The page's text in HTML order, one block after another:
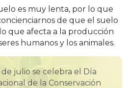
es muy lenta, por lo que
de que el suelo
que afecta a la producción
humanos y los animales.
de julio se celebra el Día
de la Conservación